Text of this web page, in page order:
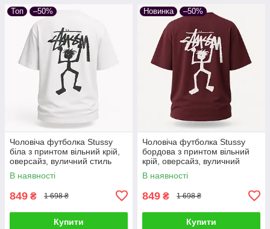
Топ –50%
Чоловіча футболка Stussy
біла з принтом вільний крій,
оверсайз, вуличний стиль
В наявності
849 ₴ 1 698 ₴
Купити
Новинка –50%
Чоловіча футболка Stussy
бордова з принтом вільний
крій, оверсайз, вуличний
стиль
В наявності
849 ₴ 1 698 ₴
Купити